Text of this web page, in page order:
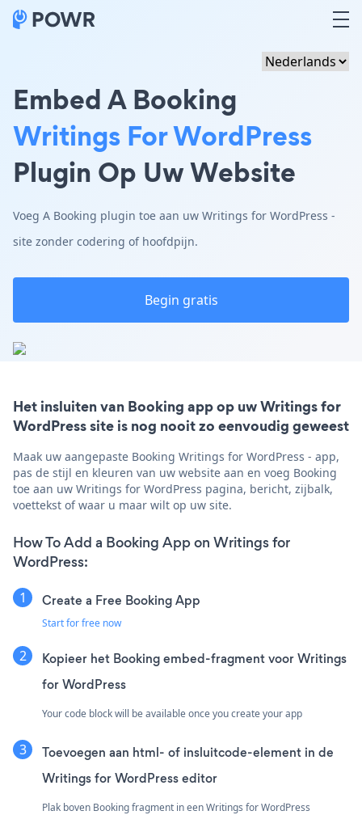
Embed A Booking
Writings For WordPress
Plugin Op Uw Website
Voeg A Booking plugin toe aan uw Writings for WordPress -
site zonder codering of hoofdpijn.
Begin gratis
Het insluiten van Booking app op uw Writings for
WordPress site is nog nooit zo eenvoudig geweest
Maak uw aangepaste Booking Writings for WordPress - app,
pas de stijl en kleuren van uw website aan en voeg Booking
toe aan uw Writings for WordPress pagina, bericht, zijbalk,
voettekst of waar u maar wilt op uw site.
How To Add a Booking App on Writings for
WordPress:
Create a Free Booking App
Start for free now
Kopieer het Booking embed-fragment voor Writings
for WordPress
Your code block will be available once you create your app
Toevoegen aan html- of insluitcode-element in de
Writings for WordPress editor
Plak boven Booking fragment in een Writings for WordPress